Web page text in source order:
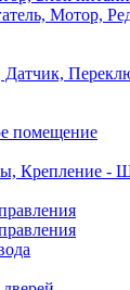
Мотор,
Датчик,
помещение
Крепление -